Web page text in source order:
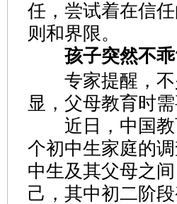
任，尝试着在信
则和界限。
孩子突然不乖?
专家提醒，不
显，父母教育时
近日，中国教
个初中生家庭的
中生及其父母之
己，其中初二阶段